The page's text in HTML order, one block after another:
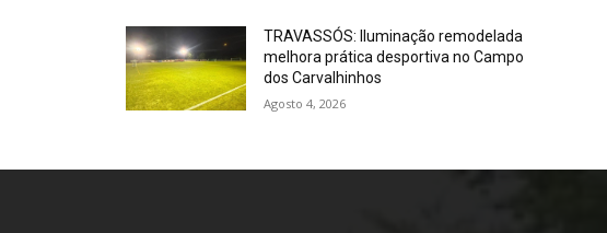
TRAVASSÓS: Iluminação remodelada
melhora prática desportiva no Campo
dos Carvalhinhos
Agosto 4, 2026